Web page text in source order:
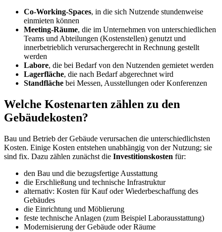
Co-Working-Spaces, in die sich Nutzende stundenweise
einmieten können
Meeting-Räume, die im Unternehmen von unterschiedlichen
Teams und Abteilungen (Kostenstellen) genutzt und
innerbetrieblich verursachergerecht in Rechnung gestellt
werden
Labore, die bei Bedarf von den Nutzenden gemietet werden
Lagerfläche, die nach Bedarf abgerechnet wird
Standfläche bei Messen, Ausstellungen oder Konferenzen
Welche Kostenarten zählen zu den
Gebäudekosten?
Bau und Betrieb der Gebäude verursachen die unterschiedlichsten
Kosten. Einige Kosten entstehen unabhängig von der Nutzung; sie
sind fix. Dazu zählen zunächst die Investitionskosten für:
den Bau und die bezugsfertige Ausstattung
die Erschließung und technische Infrastruktur
alternativ: Kosten für Kauf oder Wiederbeschaffung des
Gebäudes
die Einrichtung und Möblierung
feste technische Anlagen (zum Beispiel Laborausstattung)
Modernisierung der Gebäude oder Räume